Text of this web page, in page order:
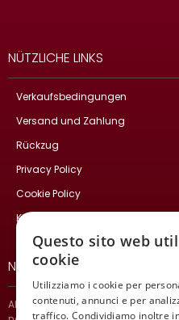
NÜTZLICHE LINKS
Verkaufsbedingungen
Versand und Zahlung
Rückzug
Privacy Policy
Cookie Policy
Kontakte
NEWSLETTER
Abonnieren Sie und bleiben Sie
Questo sito web
cookie
Utilizziamo i cookie per
contenuti, annunci e per
traffico. Condividiamo inoltre